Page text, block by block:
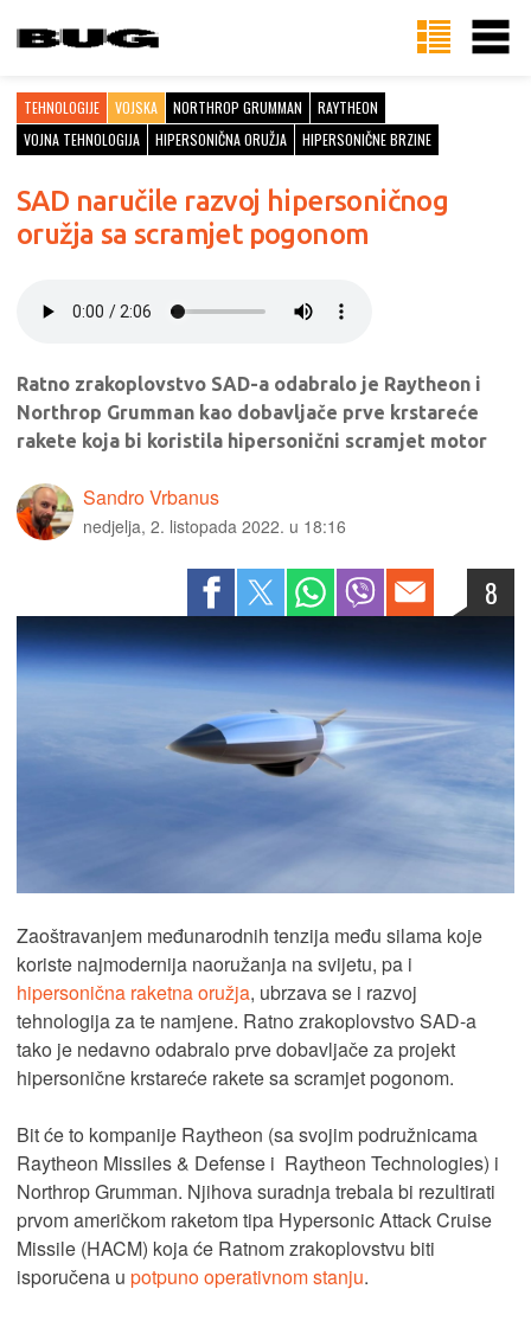
TEHNOLOGIJE VOJSKA NORTHROP GRUMMAN
RAYTHEON
VOJNA TEHNOLOGIJA
HIPERSONIČNA ORUŽJA HIPERSONIČNE BRZINE
SAD naručile razvoj hipersoničnog
oružja sa scramjet pogonom
Ratno zrakoplovstvo SAD-a odabralo je Raytheon i
Northrop Grumman kao dobavljače prve krstareće
rakete koja bi koristila hipersonični scramjet motor
Sandro Vrbanus
nedjelja, 2. listopada 2022. u 18:16
8
Zaoštravanjem međunarodnih tenzija među silama koje
koriste najmodernija naoružanja na svijetu, pa i
hipersonična raketna oružja, ubrzava se i razvoj
tehnologija za te namjene. Ratno zrakoplovstvo SAD-a
tako je nedavno odabralo prve dobavljače za projekt
hipersonične krstareće rakete sa scramjet pogonom.
Bit će to kompanije Raytheon (sa svojim podružnicama
Raytheon Missiles & Defense i Raytheon Technologies) i
Northrop Grumman. Njihova suradnja trebala bi rezultirati
prvom američkom raketom tipa Hypersonic Attack Cruise
Missile (HACM) koja će Ratnom zrakoplovstvu biti
isporučena u potpuno operativnom stanju.